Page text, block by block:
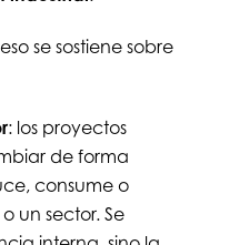
se sostiene sobre
: los proyectos
de forma
consume o
un sector. Se